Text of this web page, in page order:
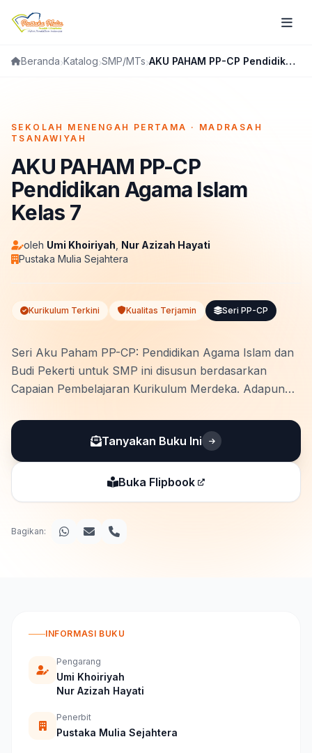
Beranda Katalog SMP/MTs AKU PAHAM PP-CP Pendidikan Agama Islam Kelas 7
SEKOLAH MENENGAH PERTAMA · MADRASAH
TSANAWIYAH
AKU PAHAM PP-CP
Pendidikan Agama Islam
Kelas 7
oleh Umi Khoiriyah Nur Azizah Hayati
Pustaka Mulia Sejahtera
Kurikulum Terkini Kualitas Terjamin Seri PP-CP
Seri Aku Paham PP-CP: Pendidikan Agama Islam dan
Budi Pekerti untuk SMP ini disusun berdasarkan
Capaian Pembelajaran Kurikulum Merdeka. Adapun
Pendamping berupa pemaparan materi yang disajikan
secara singkat, padat, lugas dan mudah …
Tanyakan Buku Ini
Buka Flipbook
Bagikan:
INFORMASI BUKU
Pengarang
Umi Khoiriyah
Nur Azizah Hayati
Penerbit
Pustaka Mulia Sejahtera